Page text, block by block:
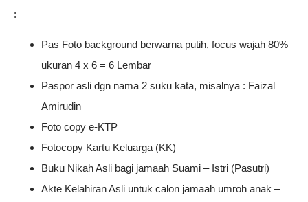
:
Pas Foto background berwarna putih, focus wajah 80%
ukuran 4 x 6 = 6 Lembar
Paspor asli dgn nama 2 suku kata, misalnya : Faizal
Amirudin
Foto copy e-KTP
Fotocopy Kartu Keluarga (KK)
Buku Nikah Asli bagi jamaah Suami – Istri (Pasutri)
Akte Kelahiran Asli untuk calon jamaah umroh anak –